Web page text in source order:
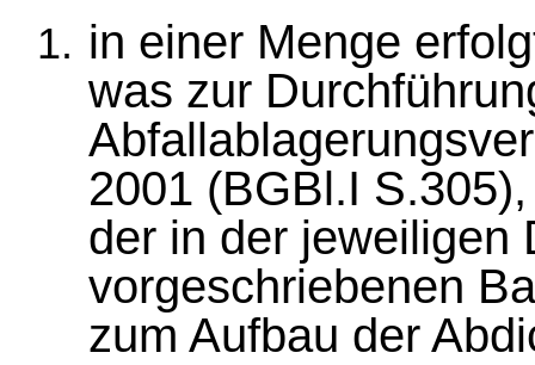
in einer Menge
was zur
2001 (BGBl.I
der in der jeweiligen
vorgeschriebenen
zum Aufbau der